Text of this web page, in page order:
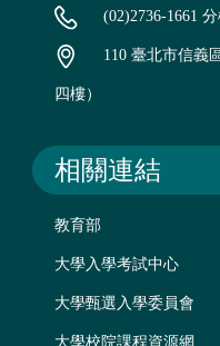
(02)2736-1661
110 臺北市信義
四樓）
相關連結
教育部
大學入學考試中心
大學甄選入學委員會
大學校院課程資源網